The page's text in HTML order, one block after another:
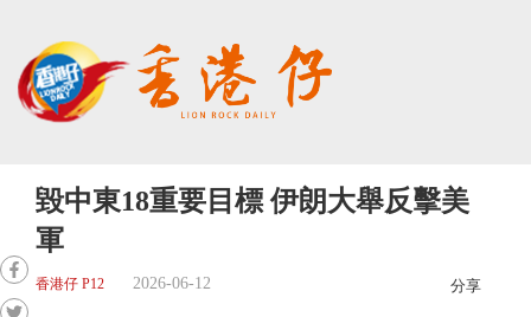
毀中東18重要目標 伊朗大舉反擊美
軍
香港仔 P12 2026-06-12 分享